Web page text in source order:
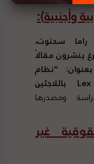
وأجنبية):
سحتوت،
ينشرون مقالاً
: “نظام
القانون الخاص Lex Specialis باللاجئين
ومصدرها
غير